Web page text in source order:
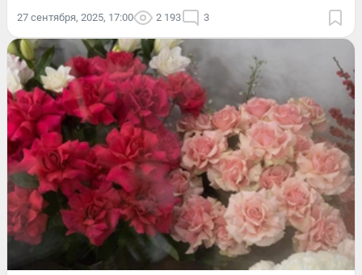
27 сентября, 2025, 17:00 2 193 3